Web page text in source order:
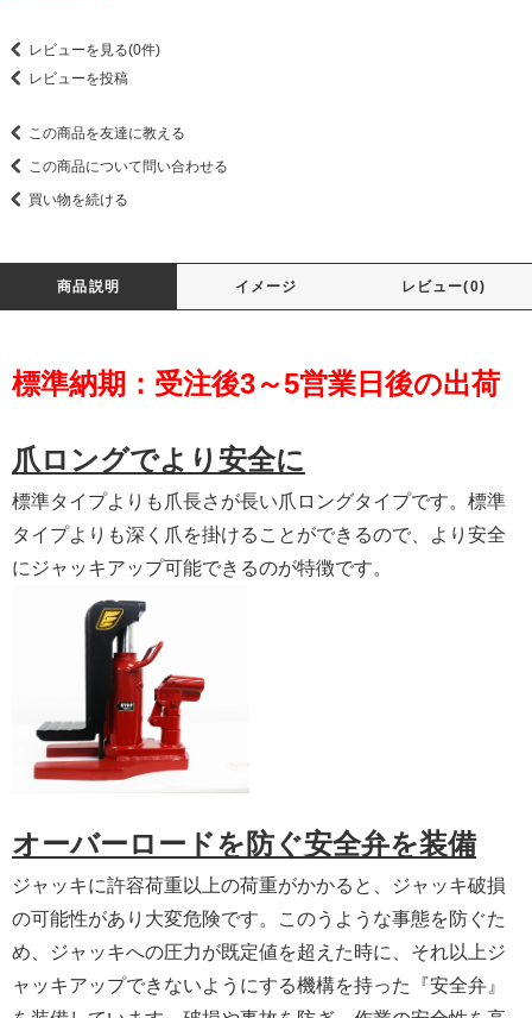
レビューを見る(0件)
レビューを投稿
この商品を友達に教える
この商品について問い合わせる
買い物を続ける
商品説明 イメージ レビュー(0)
標準納期：受注後3～5営業日後の出荷
爪ロングでより安全に
標準タイプよりも爪長さが長い爪ロングタイプです。標準
タイプよりも深く爪を掛けることができるので、より安全
にジャッキアップ可能できるのが特徴です。
オーバーロードを防ぐ安全弁を装備
ジャッキに許容荷重以上の荷重がかかると、ジャッキ破損
の可能性があり大変危険です。このうような事態を防ぐた
め、ジャッキへの圧力が既定値を超えた時に、それ以上ジ
ャッキアップできないようにする機構を持った『安全弁』